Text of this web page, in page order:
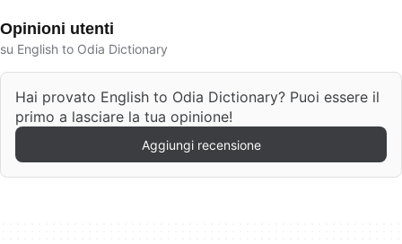
Opinioni utenti
su English to Odia Dictionary
Hai provato English to Odia Dictionary? Puoi essere il
primo a lasciare la tua opinione!
Aggiungi recensione